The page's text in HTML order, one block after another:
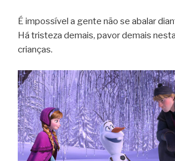
É impossível a gente não se abalar
Há tristeza demais, pavor demais
crianças.